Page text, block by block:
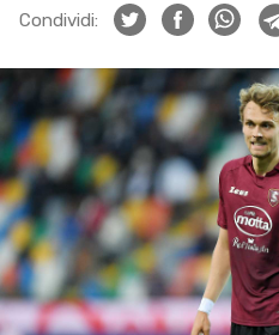
Condividi: